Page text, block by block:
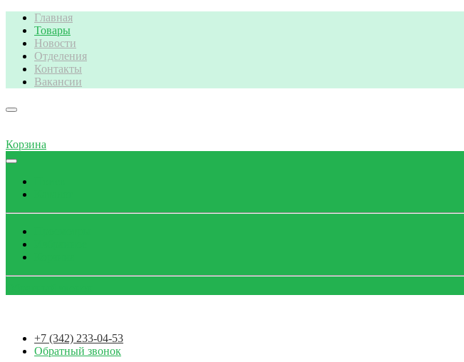
Главная
Товары
Новости
Отделения
Контакты
Вакансии
Корзина
+7 (342) 233-04-53
Обратный звонок